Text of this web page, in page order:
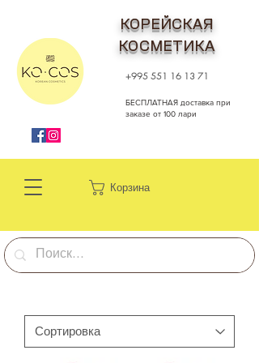
Корзина
КОРЕЙСКАЯ
КОСМЕТИКА
+995 551 16 13 71
БЕСПЛАТНАЯ доставка при
заказе от 100 лари